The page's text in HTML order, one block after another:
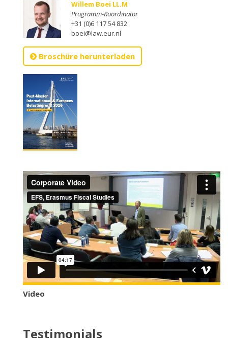
Willem Boei LL.M
Programm-Koordinator
+31 (0)6 117 54 832
boei@law.eur.nl
Broschüre herunterladen
Video
Testimonials